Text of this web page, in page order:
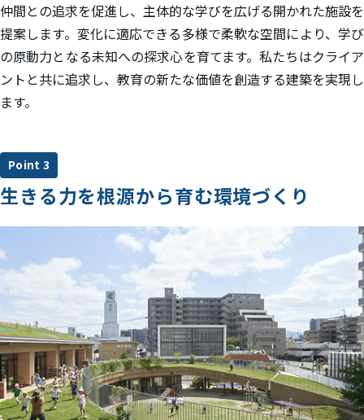
仲間との追求を促進し、主体的な学びを広げる開かれた施設を
提案します。変化に適応できる多様で柔軟な空間により、学び
の原動力となる未知への探求心を育てます。私たちはクライア
ントと共に追求し、教育の新たな価値を創造する建築を実現し
ます。
Point 3
生きる力を根源から育む環境づくり